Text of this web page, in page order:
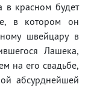
в красном будет
в котором он
швейцару в
Лашека,
на его свадьбе,
абсурднейшей